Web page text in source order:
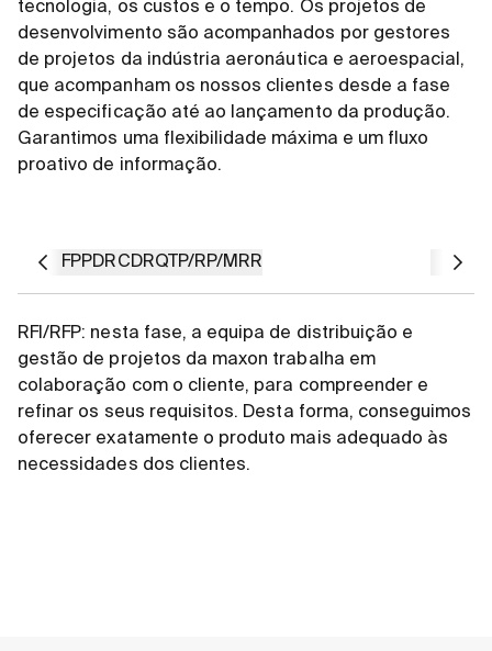
tecnologia, os custos e o tempo. Os projetos de
desenvolvimento são acompanhados por gestores
de projetos da indústria aeronáutica e aeroespacial,
que acompanham os nossos clientes desde a fase
de especificação até ao lançamento da produção.
Garantimos uma flexibilidade máxima e um fluxo
proativo de informação.
RFI/RFPPDRCDRQTP/RP/MRR
RFI/RFP: nesta fase, a equipa de distribuição e
gestão de projetos da maxon trabalha em
colaboração com o cliente, para compreender e
refinar os seus requisitos. Desta forma, conseguimos
oferecer exatamente o produto mais adequado às
necessidades dos clientes.